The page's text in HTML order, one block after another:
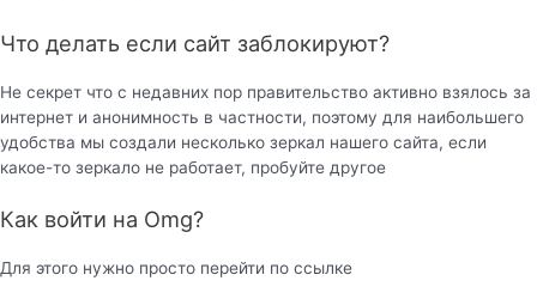
Что делать если сайт заблокируют?
Не секрет что с недавних пор правительство активно взялось за
интернет и анонимность в частности, поэтому для наибольшего
удобства мы создали несколько зеркал нашего сайта, если
какое-то зеркало не работает, пробуйте другое
Как войти на Omg?
Для этого нужно просто перейти по ссылке